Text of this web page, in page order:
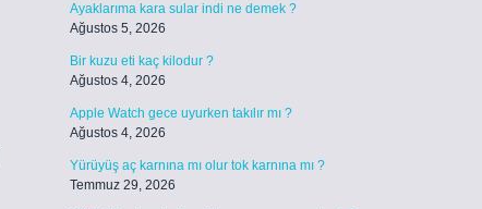
Ayaklarıma kara sular indi ne demek ?
Ağustos 5, 2026
Bir kuzu eti kaç kilodur ?
Ağustos 4, 2026
Apple Watch gece uyurken takılır mı ?
Ağustos 4, 2026
Yürüyüş aç karnına mı olur tok karnına mı ?
Temmuz 29, 2026